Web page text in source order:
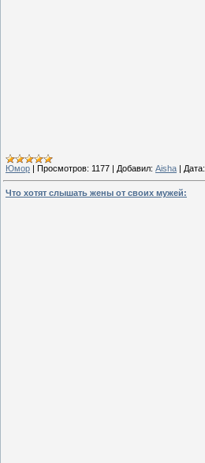
Юмор | Просмотров: 1177 | Добавил: Aisha | Дата:
Что хотят слышать жены от своих мужей: